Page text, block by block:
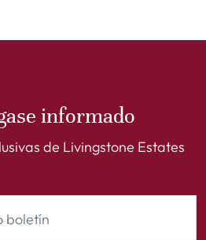
informado
de Livingstone Estates